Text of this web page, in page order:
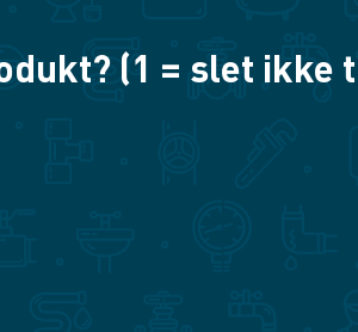
(1 = slet ikke